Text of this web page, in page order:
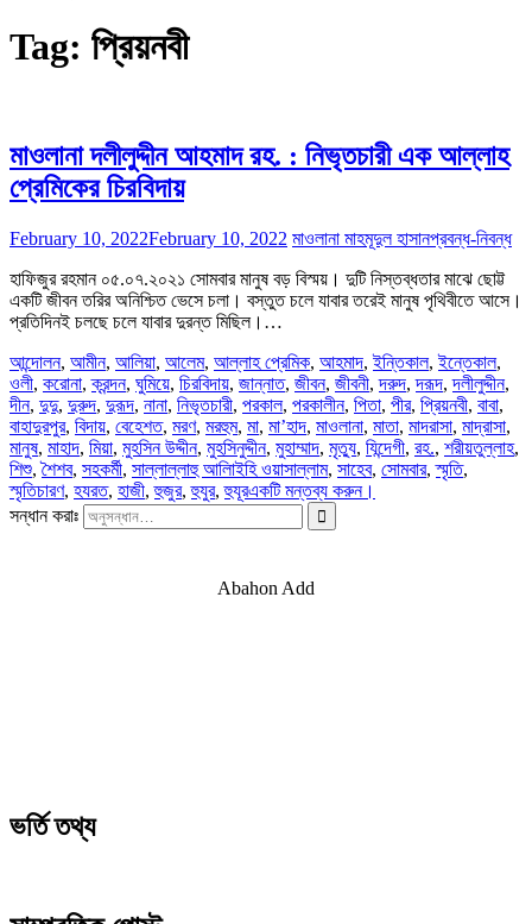
Tag: প্রিয়নবী
মাওলানা দলীলুদ্দীন আহমাদ রহ. : নিভৃতচারী এক আল্লাহ
প্রেমিকের চিরবিদায়
February 10, 2022February 10, 2022 মাওলানা মাহমূদুল হাসানপ্রবন্ধ-নিবন্ধ
হাফিজুর রহমান ০৫.০৭.২০২১ সোমবার মানুষ বড় বিস্ময়। দুটি নিস্তব্ধতার মাঝে ছোট্ট
একটি জীবন তরির অনিশ্চিত ভেসে চলা। বস্তুত চলে যাবার তরেই মানুষ পৃথিবীতে আসে।
প্রতিদিনই চলছে চলে যাবার দুরন্ত মিছিল।…
আন্দোলন, আমীন, আলিয়া, আলেম, আল্লাহ প্রেমিক, আহমাদ,ইন্তিকাল,ইন্তেকাল,
ওলী, করোনা,ক্রন্দন, ঘুমিয়ে, চিরবিদায়, জান্নাত, জীবন, জীবনী,দরুদ,দরূদ,দলীলুদ্দীন,
দীন, দুদু, দুরুদ, দুরূদ, নানা, নিভৃতচারী, পরকাল, পরকালীন, পিতা, পীর, প্রিয়নবী, বাবা,
বাহাদুরপুর, বিদায়, বেহেশত, মরণ, মরহুম, মা, মা’হাদ, মাওলানা, মাতা, মাদরাসা, মাদ্রাসা,
মানুষ, মাহাদ, মিয়া, মুহসিন উদ্দীন, মুহসিনুদ্দীন, মুহাম্মাদ, মৃত্যু, যিন্দেগী, রহ., শরীয়তুল্লাহ,
শিশু,শৈশব, সহকর্মী, সাল্লাল্লাহু আলািইহি ওয়াসাল্লাম, সাহেব, সোমবার,স্মৃতি,
স্মৃতিচারণ, হযরত, হাজী,হুজুর,হুযুর,হুযূরএকটি মন্তব্য করুন।
সন্ধান করাঃ
Abahon Add
ভর্তি তথ্য